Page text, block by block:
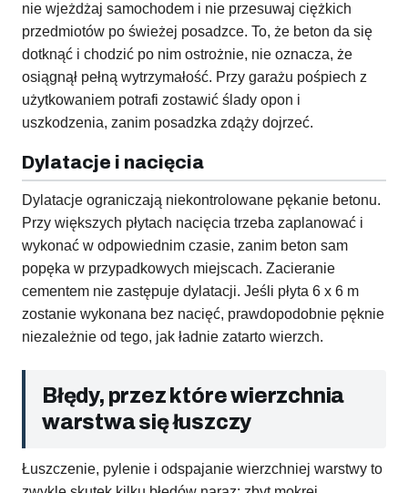
nie wjeżdżaj samochodem i nie przesuwaj ciężkich
przedmiotów po świeżej posadzce. To, że beton da się
dotknąć i chodzić po nim ostrożnie, nie oznacza, że
osiągnął pełną wytrzymałość. Przy garażu pośpiech z
użytkowaniem potrafi zostawić ślady opon i
uszkodzenia, zanim posadzka zdąży dojrzeć.
Dylatacje i nacięcia
Dylatacje ograniczają niekontrolowane pękanie betonu.
Przy większych płytach nacięcia trzeba zaplanować i
wykonać w odpowiednim czasie, zanim beton sam
popęka w przypadkowych miejscach. Zacieranie
cementem nie zastępuje dylatacji. Jeśli płyta 6 x 6 m
zostanie wykonana bez nacięć, prawdopodobnie pęknie
niezależnie od tego, jak ładnie zatarto wierzch.
Błędy, przez które wierzchnia
warstwa się łuszczy
Łuszczenie, pylenie i odspajanie wierzchniej warstwy to